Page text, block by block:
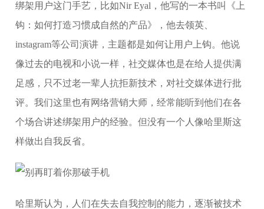
绑架用户这门手艺，比如Nir Eyal，他写的一本书叫《上
钩：如何打造习惯成自然的产品》，他去领英、
instagram等公司演讲，主题都是如何让用户上钩。他说
像过去的电视和小说一样，社交媒体也是在给人提供满
足感，只不过老一辈人抗拒新技术，对社交媒体进行批
评。我们这里也有网络营销大师，经常能听到他们在各
个场合讲述绑架用户的经验。但没有一个人像哈里斯这
样做出自我反省。
哈里斯认为，人们在失去自我控制的能力，逐渐被技术